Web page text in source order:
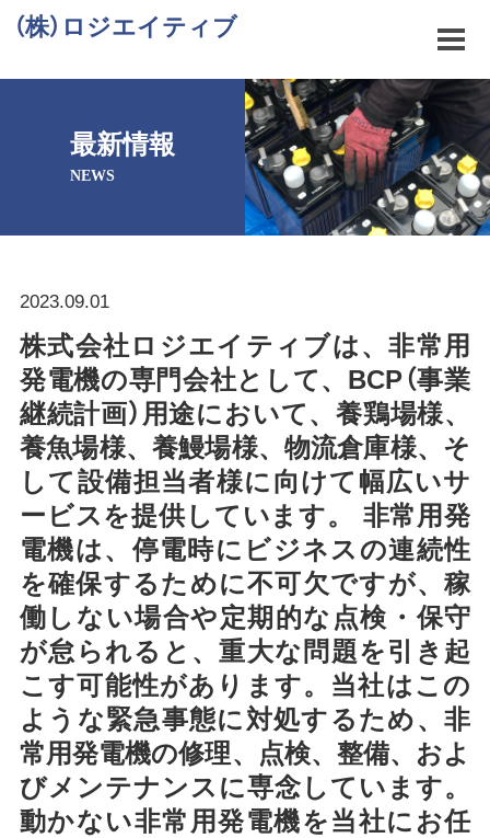
（株）ロジエイティブ
最新情報
NEWS
2023.09.01
株式会社ロジエイティブは、非常用
発電機の専門会社として、BCP（事業
継続計画）用途において、養鶏場様、
養魚場様、養鰻場様、物流倉庫様、そ
して設備担当者様に向けて幅広いサ
ービスを提供しています。 非常用発
電機は、停電時にビジネスの連続性
を確保するために不可欠ですが、稼
働しない場合や定期的な点検・保守
が怠られると、重大な問題を引き起
こす可能性があります。当社はこの
ような緊急事態に対処するため、非
常用発電機の修理、点検、整備、およ
びメンテナンスに専念しています。
動かない非常用発電機を当社にお任